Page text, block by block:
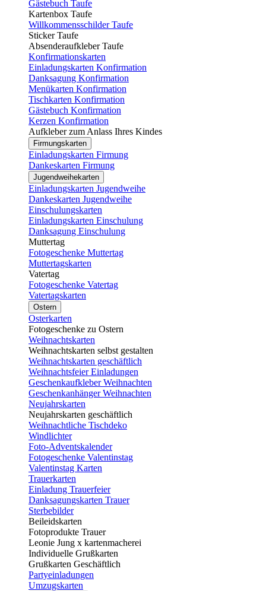
Gästebuch Taufe
Kartenbox Taufe
Willkommensschilder Taufe
Sticker Taufe
Absenderaufkleber Taufe
Konfirmationskarten
Einladungskarten Konfirmation
Danksagung Konfirmation
Menükarten Konfirmation
Tischkarten Konfirmation
Gästebuch Konfirmation
Kerzen Konfirmation
Aufkleber zum Anlass Ihres Kindes
Firmungskarten
Einladungskarten Firmung
Dankeskarten Firmung
Jugendweihekarten
Einladungskarten Jugendweihe
Dankeskarten Jugendweihe
Einschulungskarten
Einladungskarten Einschulung
Danksagung Einschulung
Muttertag
Fotogeschenke Muttertag
Muttertagskarten
Vatertag
Fotogeschenke Vatertag
Vatertagskarten
Ostern
Osterkarten
Fotogeschenke zu Ostern
Weihnachtskarten
Weihnachtskarten selbst gestalten
Weihnachtskarten geschäftlich
Weihnachtsfeier Einladungen
Geschenkaufkleber Weihnachten
Geschenkanhänger Weihnachten
Neujahrskarten
Neujahrskarten geschäftlich
Weihnachtliche Tischdeko
Windlichter
Foto-Adventskalender
Fotogeschenke Valentinstag
Valentinstag Karten
Trauerkarten
Einladung Trauerfeier
Danksagungskarten Trauer
Sterbebilder
Beileidskarten
Fotoprodukte Trauer
Leonie Jung x kartenmacherei
Individuelle Grußkarten
Grußkarten Geschäftlich
Partyeinladungen
Umzugskarten